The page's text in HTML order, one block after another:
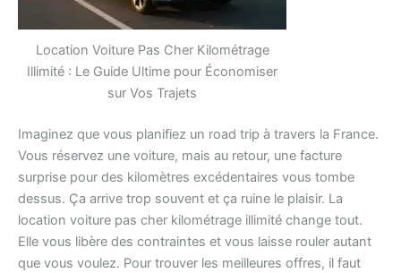
Location Voiture Pas Cher Kilométrage
Illimité : Le Guide Ultime pour Économiser
sur Vos Trajets
Imaginez que vous planifiez un road trip à travers la France.
Vous réservez une voiture, mais au retour, une facture
surprise pour des kilomètres excédentaires vous tombe
dessus. Ça arrive trop souvent et ça ruine le plaisir. La
location voiture pas cher kilométrage illimité change tout.
Elle vous libère des contraintes et vous laisse rouler autant
que vous voulez. Pour trouver les meilleures offres, il faut